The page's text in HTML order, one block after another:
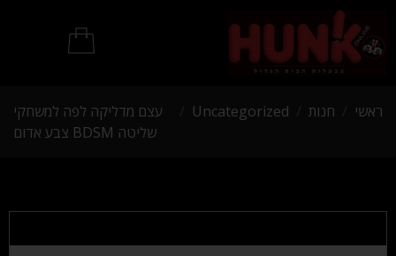
ראשי חנות Uncategorized
עצם מדליקה לפה למשחקי
שליטה BDSM צבע אדום